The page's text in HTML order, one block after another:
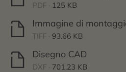
PDF · 125 KB
Immagine di
TIFF · 93.66 KB
Disegno CAD
DXF · 701.23 KB